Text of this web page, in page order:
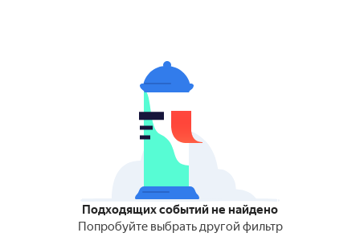
Подходящих событий не найдено
Попробуйте выбрать другой фильтр